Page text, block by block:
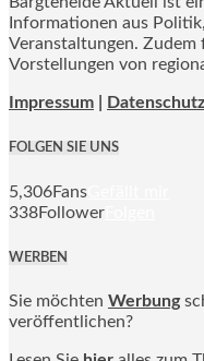
Informationen aus
Veranstaltungen. Zudem
Vorstellungen von
Impressum Datenschutz |
FOLGEN SIE UNS
5,306Fans
338Follower
WERBEN
Sie möchten Werbung
veröffentlichen?